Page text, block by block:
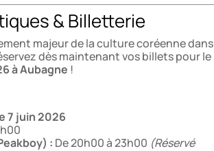
& Billetterie
majeur de la culture coréenne dans
dès maintenant vos billets pour le
à Aubagne !
7 juin 2026
: De 20h00 à 23h00 (Réservé